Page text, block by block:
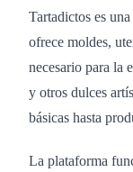
Tartadictos es
ofrece moldes,
necesario para la
y otros dulces
básicas hasta
La plataforma